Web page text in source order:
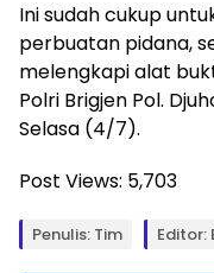
Ini sudah cukup
perbuatan pidana,
melengkapi alat
Polri Brigjen Pol.
Selasa (4/7).
Post Views: 5,703
Penulis: Tim Editor: